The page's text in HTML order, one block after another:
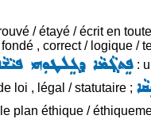
/ étayé / écrit en
, correct / logique /
ܦܸܬܓ݂ܵܡܵܐ ܕܓܸܠܛܘܼܗܝ :
loi , légal / statutaire ;
plan éthique /